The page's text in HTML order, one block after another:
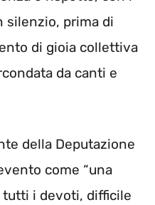
silenzio, prima di
di gioia collettiva
da canti e
della Deputazione
come “una
i devoti, difficile